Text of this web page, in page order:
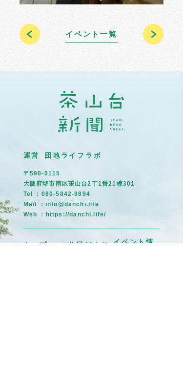
イベント一覧
運営 団地ライフラボ
〒590-0115
大阪府堺市南区茶山台2丁1番21棟301
Tel ：080-5842-9894
Mail ：info@danchi.life
Web ： https://danchi.life/
トップ 住民だより イベント情